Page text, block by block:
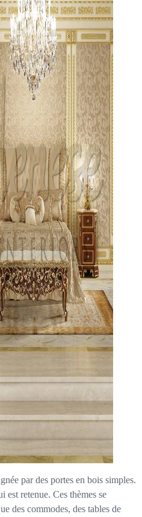
par des portes en bois simples.
est retenue. Ces thèmes se
des commodes, des tables de